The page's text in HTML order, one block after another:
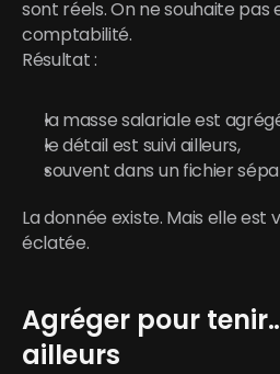
sont réels. On ne souhaite pas
comptabilité.
Résultat :
la masse salariale est
le détail est suivi ailleurs,
souvent dans un fichier
La donnée existe. Mais elle
éclatée.
Agréger pour
ailleurs